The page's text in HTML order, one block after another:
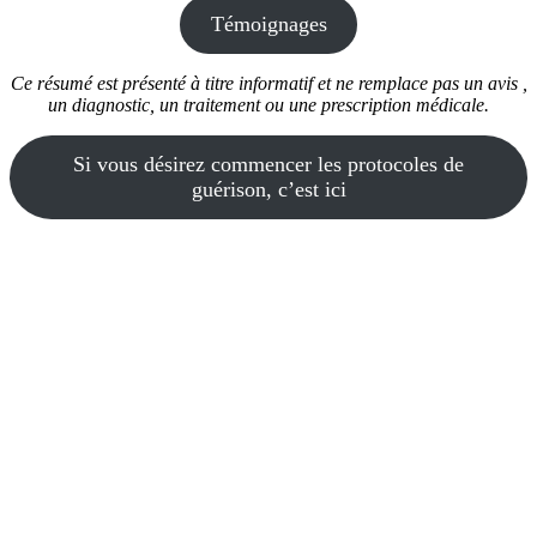
Témoignages
Ce résumé est présenté à titre informatif et ne remplace pas un avis ,
un diagnostic, un traitement ou une prescription médicale.
Si vous désirez commencer les protocoles de
guérison, c’est ici